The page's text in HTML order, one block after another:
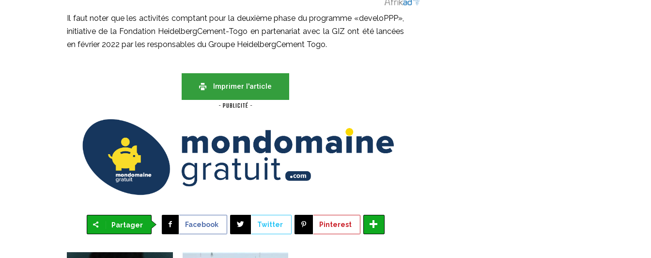
Il faut noter que les activités comptant pour la deuxième phase du programme «develoPPP»,
initiative de la Fondation HeidelbergCement-Togo en partenariat avec la GIZ ont été lancées
en février 2022 par les responsables du Groupe HeidelbergCement Togo.
Imprimer l'article
- PUBLICITÉ -
Partager Facebook Twitter Pinterest